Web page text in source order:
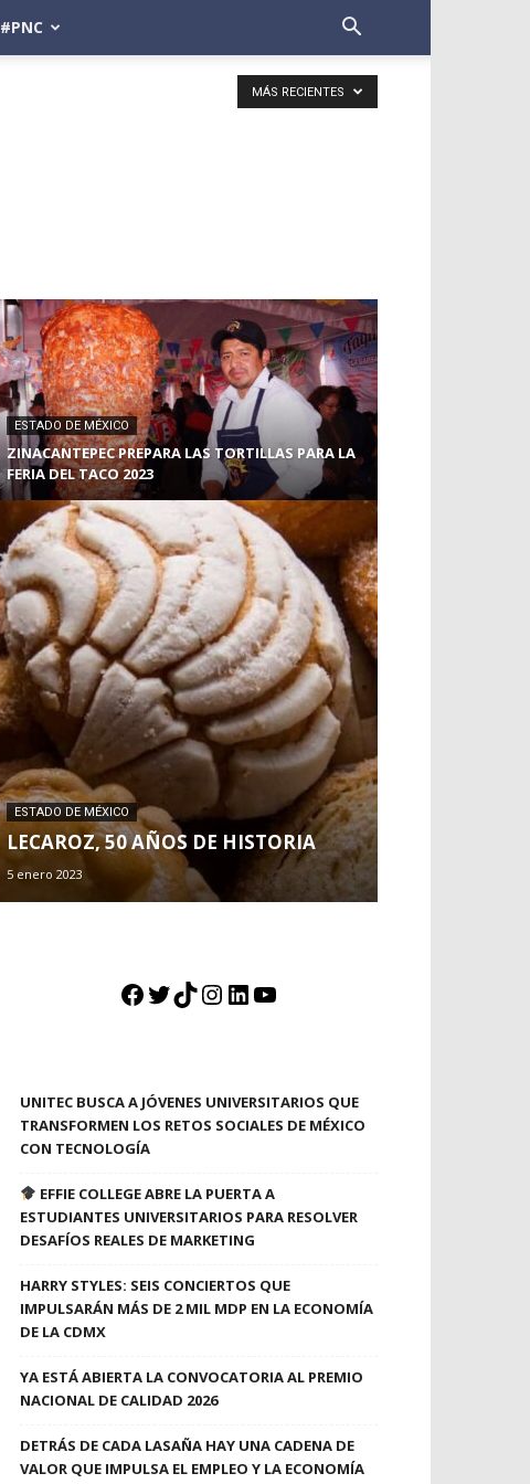
#PNC
MÁS RECIENTES
ESTADO DE MÉXICO
ZINACANTEPEC PREPARA LAS TORTILLAS PARA LA
FERIA DEL TACO 2023
ESTADO DE MÉXICO
LECAROZ, 50 AÑOS DE HISTORIA
5 enero 2023
Facebook
Twitter
TikTok
Instagram
LinkedIn
YouTube
UNITEC BUSCA A JÓVENES UNIVERSITARIOS QUE
TRANSFORMEN LOS RETOS SOCIALES DE MÉXICO
CON TECNOLOGÍA
EFFIE COLLEGE ABRE LA PUERTA A
ESTUDIANTES UNIVERSITARIOS PARA RESOLVER
DESAFÍOS REALES DE MARKETING
HARRY STYLES: SEIS CONCIERTOS QUE
IMPULSARÁN MÁS DE 2 MIL MDP EN LA ECONOMÍA
DE LA CDMX
YA ESTÁ ABIERTA LA CONVOCATORIA AL PREMIO
NACIONAL DE CALIDAD 2026
DETRÁS DE CADA LASAÑA HAY UNA CADENA DE
VALOR QUE IMPULSA EL EMPLEO Y LA ECONOMÍA